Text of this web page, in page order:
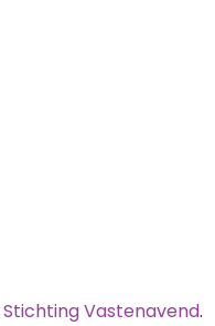
Stichting Vastenavend.